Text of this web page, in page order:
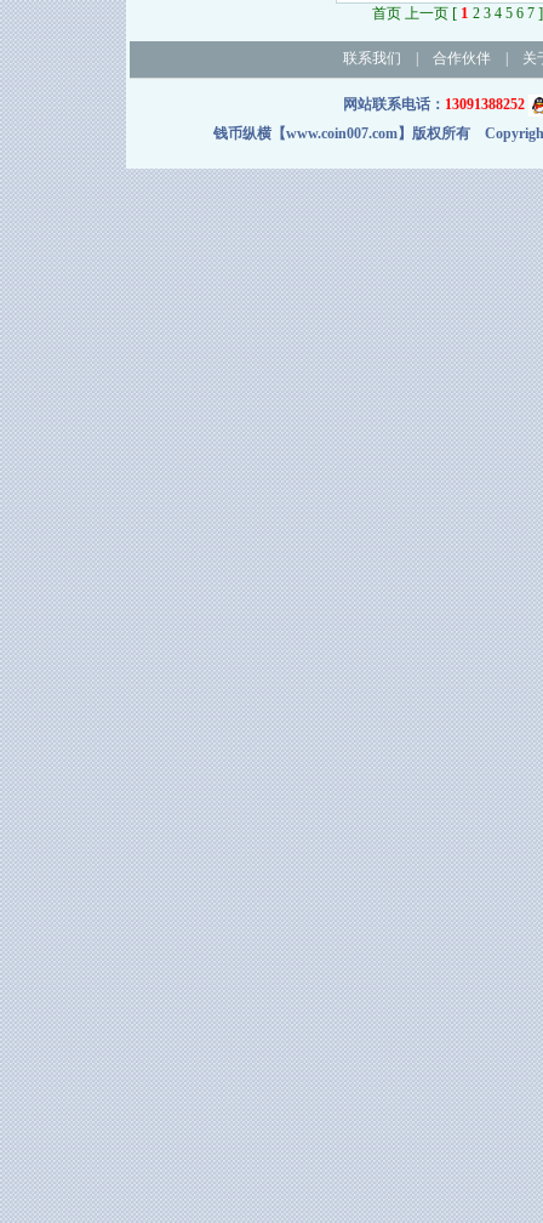
首页 上一页 [ 1 2 3 4 5 6 7]
联系我们 合作伙伴| 关
网站联系电话： 13091388252
钱币纵横【www.coin007.com】版权所有